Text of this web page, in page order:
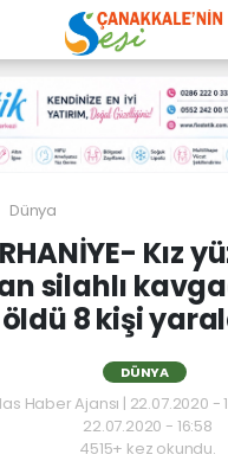
Dünya
Kız
silahlı
öldü 8 kişi
DÜNYA
Haber Ajansı | 22.07.2020 -
22.07.2020 - 16:58
4515+ kez okundu.